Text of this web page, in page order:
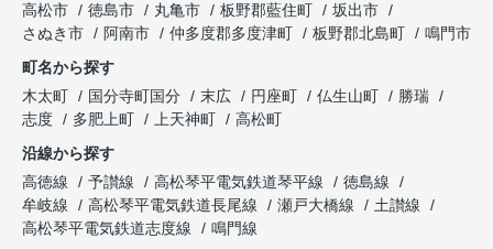
高松市
徳島市 丸亀市 板野郡藍住町
坂出市
さぬき市
阿南市 仲多度郡多度津町 板野郡北島町
鳴門市
町名から探す
木太町
国分寺町国分 末広 円座町 仏生山町
勝瑞
志度
多肥上町 上天神町
高松町
沿線から探す
高徳線
予讃線 高松琴平電気鉄道琴平線
徳島線
牟岐線
高松琴平電気鉄道長尾線 瀬戸大橋線
土讃線
高松琴平電気鉄道志度線
鳴門線